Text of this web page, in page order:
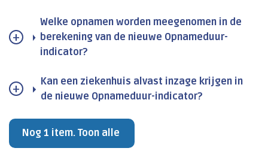
Welke opnamen worden meegenomen in de
berekening van de nieuwe Opnameduur-
indicator?
Kan een ziekenhuis alvast inzage krijgen in
de nieuwe Opnameduur-indicator?
Nog 1 item. Toon alle